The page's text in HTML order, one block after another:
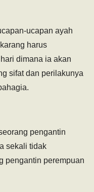
ucapan ayah
harus
dimana ia akan
sifat dan perilakunya
pengantin
sekali tidak
pengantin perempuan